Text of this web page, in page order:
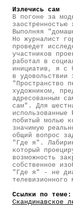
Излечись сам
В погоне за
Выполняя
Но журналист
проведет
участников
работал в
инициатив, я с
в
"Пространство
художником,
адресованным
сам". Для
побитый молью
значимую
общий вопрос
"Где я".
который
возможность
собственное
"Где я" - не
Ссылки по теме:
Скандинавское